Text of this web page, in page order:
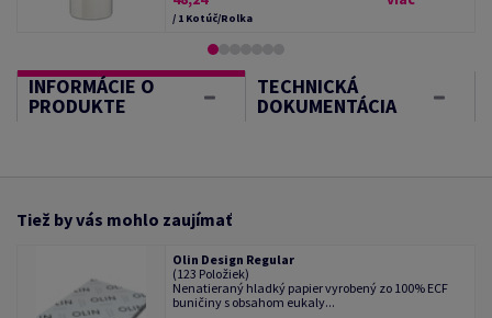
/ 1 Kotúč/Rolka
INFORMÁCIE O
PRODUKTE
TECHNICKÁ
DOKUMENTÁCIA
Tiež by vás mohlo zaujímať
Olin Design Regular
(123 Položiek)
Nenatieraný hladký papier vyrobený zo 100% ECF
buničiny s obsahom eukaly...